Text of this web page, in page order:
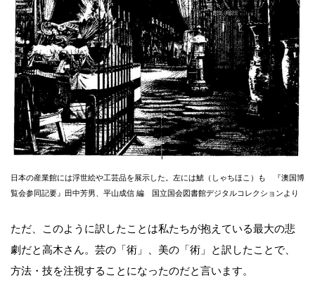
日本の産業館には浮世絵や工芸品を展示した。左には鯱（しゃちほこ）も 『澳国博
覧会参同記要』田中芳男、平山成信 編 国立国会図書館デジタルコレクションより
ただ、このように訳したことは私たちが抱えている最大の悲
劇だと高木さん。芸の「術」、美の「術」と訳したことで、
方法・技を注視することになったのだと言います。